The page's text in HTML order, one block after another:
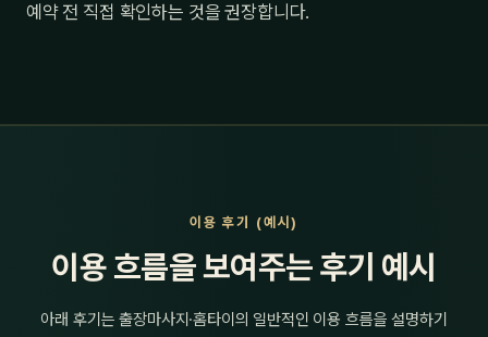
예약 전 직접 확인하는 것을 권장합니다.
이용 후기 (예시)
이용 흐름을 보여주는 후기 예시
아래 후기는 출장마사지·홈타이의 일반적인 이용 흐름을 설명하기